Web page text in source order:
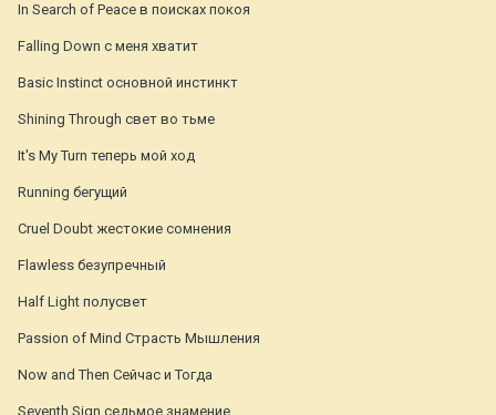
In Search of Peace в поисках покоя
Falling Down с меня хватит
Basic Instinct основной инстинкт
Shining Through свет во тьме
It's My Turn теперь мой ход
Running бегущий
Cruel Doubt жестокие сомнения
Flawless безупречный
Half Light полусвет
Passion of Mind Страсть Мышления
Now and Then Сейчас и Тогда
Seventh Sign седьмое знамение